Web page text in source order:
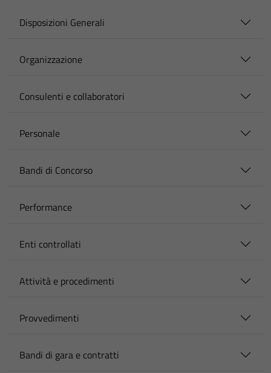
Disposizioni Generali
Organizzazione
Consulenti e collaboratori
Personale
Bandi di Concorso
Performance
Enti controllati
Attività e procedimenti
Provvedimenti
Bandi di gara e contratti